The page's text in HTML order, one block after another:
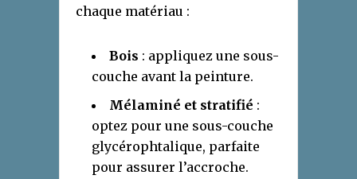
chaque matériau :
Bois : appliquez une sous-
couche avant la peinture.
Mélaminé et stratifié :
optez pour une sous-couche
glycérophtalique, parfaite
pour assurer l’accroche.